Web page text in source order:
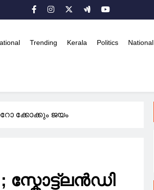
Trending Kerala Politics National
ക്കോക്കും ജയം